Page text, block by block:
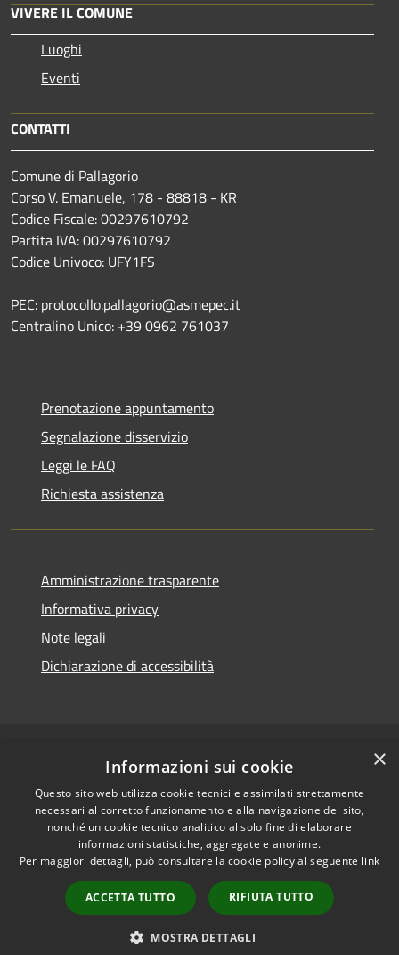
VIVERE IL COMUNE
Luoghi
Eventi
CONTATTI
Comune di Pallagorio
Corso V. Emanuele, 178 - 88818 - KR
Codice Fiscale: 00297610792
Partita IVA: 00297610792
Codice Univoco: UFY1FS
PEC: protocollo.pallagorio@asmepec.it
Centralino Unico: +39 0962 761037
Prenotazione appuntamento
Segnalazione disservizio
Leggi le FAQ
Richiesta assistenza
Amministrazione trasparente
Informativa privacy
Note legali
Dichiarazione di accessibilità
Privacy
Cookie
Mappa del sito
Firma digitale
Accesso Posta
Istituzionale
Accesso Riservato PEC
Copyright © 2026 • Comune di
Pallagorio • Powered by
Municipium•Accesso
redazione
×
Informazioni sui cookie
Questo sito web utilizza cookie tecnici e assimilati strettamente
necessari al corretto funzionamento e alla navigazione del sito,
nonché un cookie tecnico analitico al solo fine di elaborare
informazioni statistiche, aggregate e anonime.
Per maggiori dettagli, può consultare la cookie policy al seguente link
ACCETTA TUTTO RIFIUTA TUTTO
MOSTRA DETTAGLI